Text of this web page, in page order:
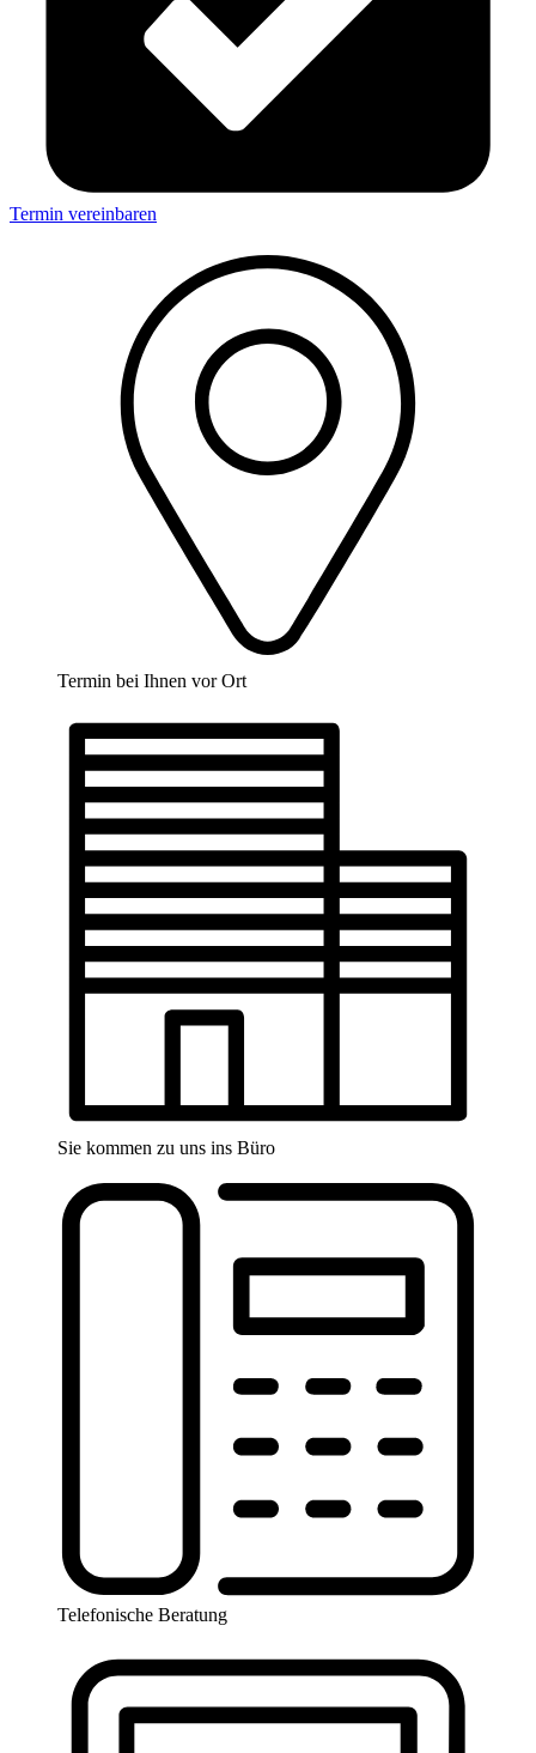
Termin vereinbaren
Termin bei Ihnen vor Ort
Sie kommen zu uns ins Büro
Telefonische Beratung